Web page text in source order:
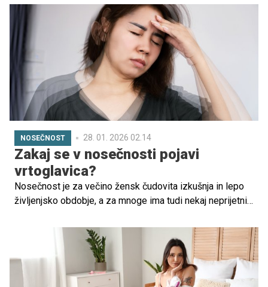
Latimore, pisatelj in priljubljeni 'očka bloger'.
NOSEČNOST 28. 01. 2026 02.14
Zakaj se v nosečnosti pojavi
vrtoglavica?
Nosečnost je za večino žensk čudovita izkušnja in lepo
življenjsko obdobje, a za mnoge ima tudi nekaj neprijetnih
z vrtoglavicami med nosečnostjo.